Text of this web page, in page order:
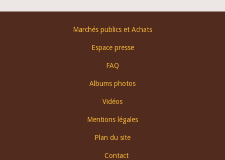
Marchés publics et Achats
Espace presse
FAQ
Albums photos
Vidéos
Mentions légales
Plan du site
Contact